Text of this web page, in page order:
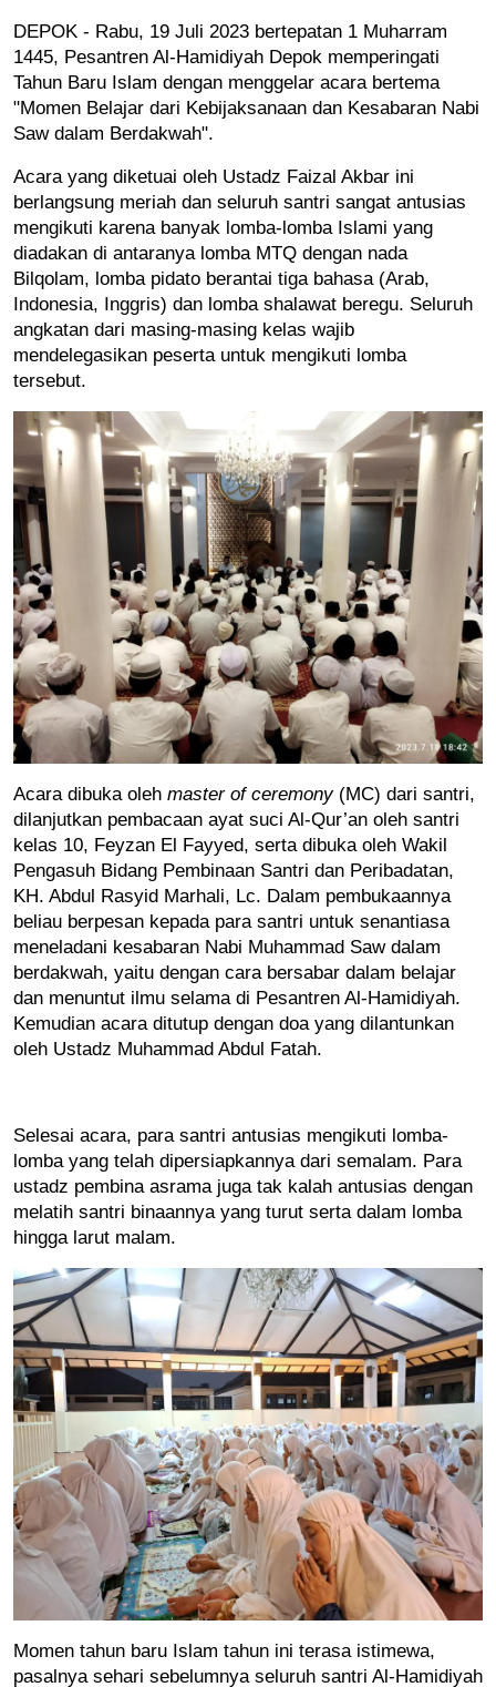
DEPOK - Rabu, 19 Juli 2023 bertepatan 1 Muharram
1445, Pesantren Al-Hamidiyah Depok memperingati
Tahun Baru Islam dengan menggelar acara bertema
"Momen Belajar dari Kebijaksanaan dan Kesabaran Nabi
Saw dalam Berdakwah".
Acara yang diketuai oleh Ustadz Faizal Akbar ini
berlangsung meriah dan seluruh santri sangat antusias
mengikuti karena banyak lomba-lomba Islami yang
diadakan di antaranya lomba MTQ dengan nada
Bilqolam, lomba pidato berantai tiga bahasa (Arab,
Indonesia, Inggris) dan lomba shalawat beregu. Seluruh
angkatan dari masing-masing kelas wajib
mendelegasikan peserta untuk mengikuti lomba
tersebut.
Acara dibuka oleh master of ceremony (MC) dari santri,
dilanjutkan pembacaan ayat suci Al-Qur’an oleh santri
kelas 10, Feyzan El Fayyed, serta dibuka oleh Wakil
Pengasuh Bidang Pembinaan Santri dan Peribadatan,
KH. Abdul Rasyid Marhali, Lc. Dalam pembukaannya
beliau berpesan kepada para santri untuk senantiasa
meneladani kesabaran Nabi Muhammad Saw dalam
berdakwah, yaitu dengan cara bersabar dalam belajar
dan menuntut ilmu selama di Pesantren Al-Hamidiyah.
Kemudian acara ditutup dengan doa yang dilantunkan
oleh Ustadz Muhammad Abdul Fatah.
Selesai acara, para santri antusias mengikuti lomba-
lomba yang telah dipersiapkannya dari semalam. Para
ustadz pembina asrama juga tak kalah antusias dengan
melatih santri binaannya yang turut serta dalam lomba
hingga larut malam.
Momen tahun baru Islam tahun ini terasa istimewa,
pasalnya sehari sebelumnya seluruh santri Al-Hamidiyah